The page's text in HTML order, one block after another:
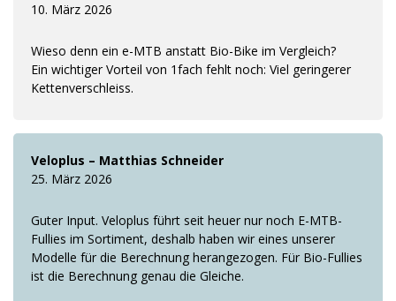
10. März 2026
Wieso denn ein e-MTB anstatt Bio-Bike im Vergleich?
Ein wichtiger Vorteil von 1fach fehlt noch: Viel geringerer
Kettenverschleiss.
Veloplus – Matthias Schneider
25. März 2026
Guter Input. Veloplus führt seit heuer nur noch E-MTB-
Fullies im Sortiment, deshalb haben wir eines unserer
Modelle für die Berechnung herangezogen. Für Bio-Fullies
ist die Berechnung genau die Gleiche.